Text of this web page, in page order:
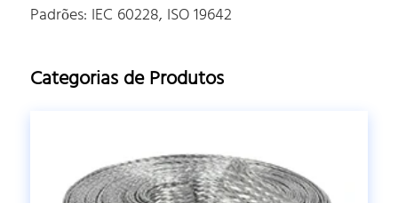
Padrões: IEC 60228, ISO 19642
Categorias de Produtos